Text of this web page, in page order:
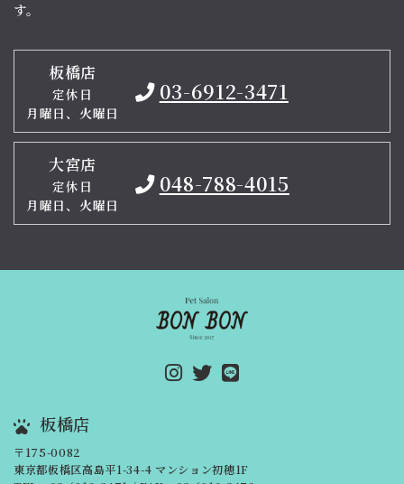
す。
板橋店
定休日
月曜日、火曜日
03-6912-3471
大宮店
定休日
月曜日、火曜日
048-788-4015
板橋店
〒175-0082
東京都板橋区高島平1-34-4 マンション初穂1F